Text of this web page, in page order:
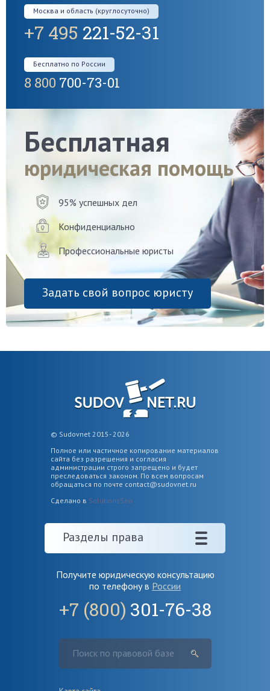
Москва и область (круглосуточно)
+7 495 221-52-31
Бесплатно по России
8 800 700-73-01
Бесплатная
юридическая помощь
95% успешных дел
Конфиденциально
Профессиональные юристы
Задать свой вопрос юристу
© Sudovnet 2015- 2026
Полное или частичное копирование материалов
сайта без разрешения и согласия
администрации строго запрещено и будет
преследоваться законом. По всем вопросам
обращаться по почте contact@sudovnet.ru
Сделано в SolutionsSeo
Разделы права
Получите юридическую консультацию
по телефону в России
+7 (800) 301-76-38